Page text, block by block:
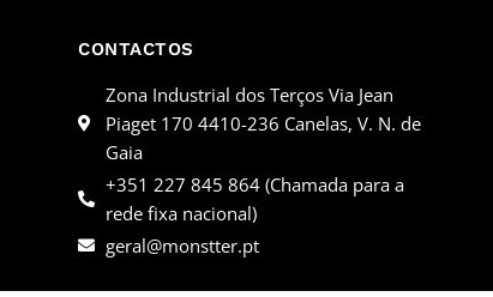
CONTACTOS
Zona Industrial dos Terços Via Jean
Piaget 170 4410-236 Canelas, V. N. de
Gaia
+351 227 845 864 (Chamada para a
rede fixa nacional)
geral@monstter.pt